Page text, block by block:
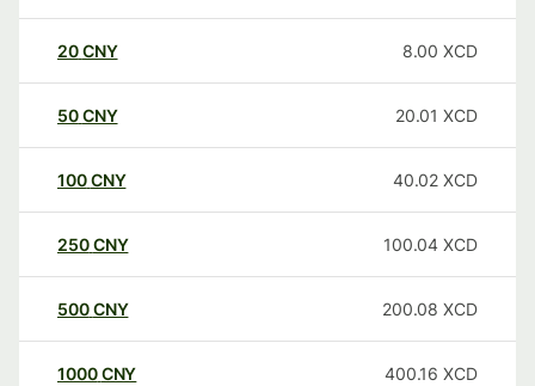
20CNY 8.00 XCD
50CNY 20.01 XCD
100CNY 40.02 XCD
250CNY 100.04 XCD
500CNY 200.08 XCD
1000CNY 400.16 XCD